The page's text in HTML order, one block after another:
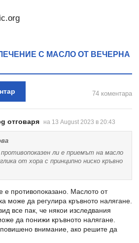
С МАСЛО ОТ ВЕЧЕРНА
74 коментара
отговаря на 13 August 2023 в 20:43
ли е приемът на масло
от хора с принципно ниско кръвно
е противопоказано. Маслото от
може да регулира кръвното налягане.
все пак, че някои изследвания
да понижи кръвното налягане.
внимание, ако решите да